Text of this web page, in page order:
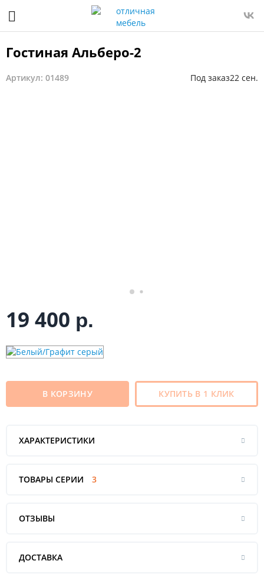
Гостиная Альберо-2
Артикул: 01489 Под заказ22 сен.
19 400 р.
В КОРЗИНУ КУПИТЬ В 1 КЛИК
ХАРАКТЕРИСТИКИ
ТОВАРЫ СЕРИИ 3
ОТЗЫВЫ
ДОСТАВКА